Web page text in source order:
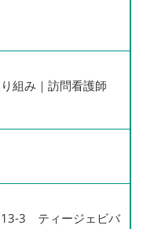
組み｜訪問看護師
13-3 ティージェビバ